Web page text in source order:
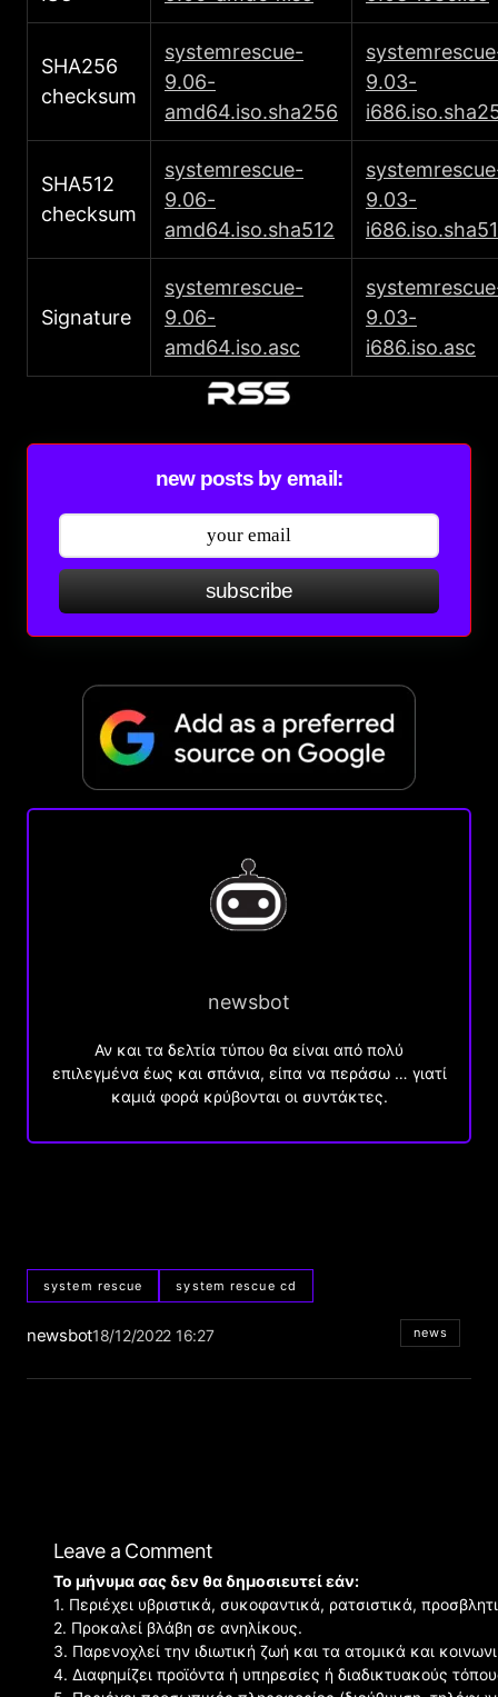
SHA256
checksum
systemrescue-
9.06-
amd64.iso.sha256
9.03-
SHA512
checksum
systemrescue-
9.06-
amd64.iso.sha512
9.03-
Signature
systemrescue-
9.06-
amd64.iso.asc
9.03-
i686.iso.asc
new posts by email:
subscribe
newsbot
Αν και τα δελτία τύπου θα είναι από πολύ
επιλεγμένα έως και σπάνια, είπα να περάσω … γιατί
καμιά φορά κρύβονται οι συντάκτες.
system rescue system rescue cd
newsbot18/12/2022 16:27 news
Leave a Comment
Το μήνυμα σας δεν θα δημοσιευτεί εάν:
1. Περιέχει υβριστικά, συκοφαντικά, ρατσιστικά,
2. Προκαλεί βλάβη σε ανηλίκους.
3. Παρενοχλεί την ιδιωτική ζωή και τα ατομικά και
4. Διαφημίζει προϊόντα ή υπηρεσίες ή διαδικτυακούς